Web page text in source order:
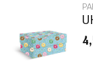
Poruka